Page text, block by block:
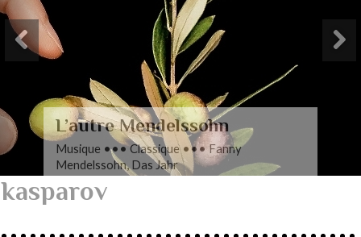
L’autre Mendelssohn
Musique ••• Classique ••• Fanny
Mendelssohn, Das Jahr
kasparov